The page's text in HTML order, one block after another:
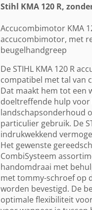
Stihl KMA 120 R,
Accucombimotor KMA
accucombimotor, met
beugelhandgreep
De STIHL KMA 120 R
compatibel met tal van
Dat maakt hem tot een
doeltreffende hulp
landschapsonderhoud
particulier gebruik. De
indrukwekkend
Het gewenste
CombiSysteem
handomdraai met
met tommy-schroef op
worden bevestigd. De
optimale flexibiliteit